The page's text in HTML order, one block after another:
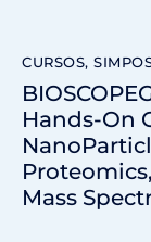
CURSOS,
Hands-On
Mass